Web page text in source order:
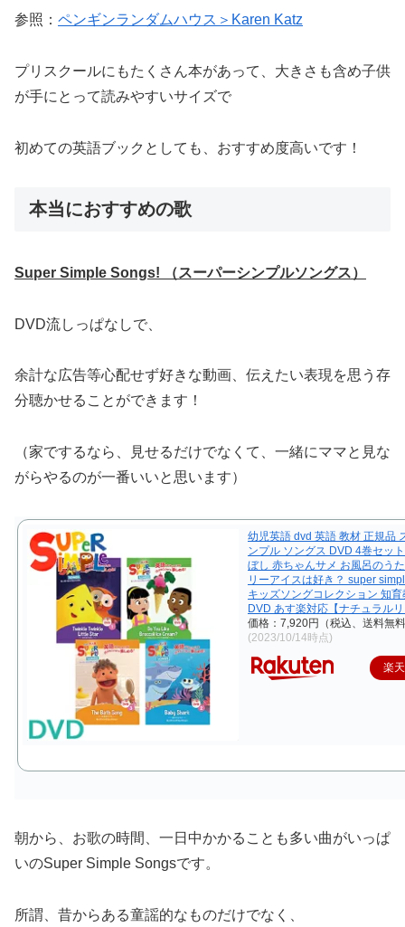
参照： ペンギンランダムハウス＞Karen Katz
プリスクールにもたくさん本があって、大きさも含め子供
が手にとって読みやすいサイズで
初めての英語ブックとしても、おすすめ度高いです！
本当におすすめの歌
Super Simple Songs! （スーパーシンプルソングス）
DVD流しっぱなしで、
余計な広告等心配せず好きな動画、伝えたい表現を思う存
分聴かせることができます！
（家でするなら、見せるだけでなくて、一緒にママと見な
がらやるのが一番いいと思います）
幼児英語 dvd 英語 教材 正規品
ンプル ソングス DVD 4巻セッ
ぼし 赤ちゃんサメ お風呂のう
リーアイスは好き？ super
キッズソングコレクション 知
DVD あす楽対応【ナチュラル
価格：7,920円（税込、送料無
(2023/10/14時点)
楽
朝から、お歌の時間、一日中かかることも多い曲がいっぱ
いのSuper Simple Songsです。
所謂、昔からある童謡的なものだけでなく、